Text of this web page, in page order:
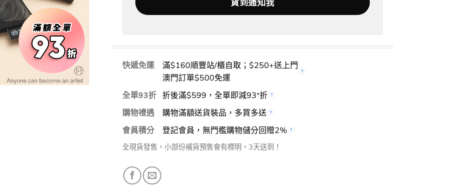
快遞免運
滿$160順豐站/櫃自取；$250+送上門
澳門訂單$500免運
全單93折 折後滿$599，全單即減93*折
購物禮遇
購物滿額送貨裝品，多買多送
會員積分
登記會員，無門檻購物儲分回贈2%
全現貨發售，小部份補貨預售會有標明，3天送到！